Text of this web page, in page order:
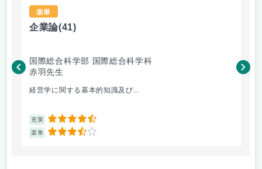
楽単
企業論(41)
国際総合科学部 国際総合科学科
赤羽先生
経営学に関する基本的知識及び...
充実 4.5
楽単 3.5
平